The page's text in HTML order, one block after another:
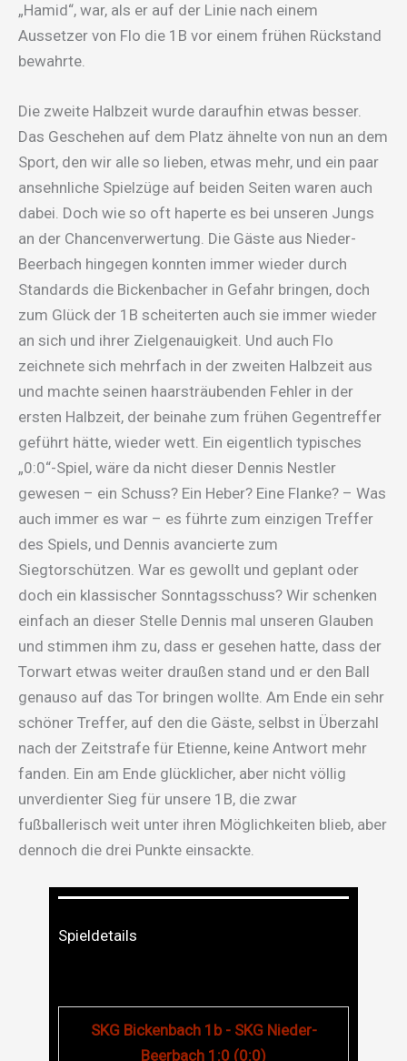
„Hamid“, war, als er auf der Linie nach einem
Aussetzer von Flo die 1B vor einem frühen Rückstand
bewahrte.
Die zweite Halbzeit wurde daraufhin etwas besser.
Das Geschehen auf dem Platz ähnelte von nun an dem
Sport, den wir alle so lieben, etwas mehr, und ein paar
ansehnliche Spielzüge auf beiden Seiten waren auch
dabei. Doch wie so oft haperte es bei unseren Jungs
an der Chancenverwertung. Die Gäste aus Nieder-
Beerbach hingegen konnten immer wieder durch
Standards die Bickenbacher in Gefahr bringen, doch
zum Glück der 1B scheiterten auch sie immer wieder
an sich und ihrer Zielgenauigkeit. Und auch Flo
zeichnete sich mehrfach in der zweiten Halbzeit aus
und machte seinen haarsträubenden Fehler in der
ersten Halbzeit, der beinahe zum frühen Gegentreffer
geführt hätte, wieder wett. Ein eigentlich typisches
„0:0“-Spiel, wäre da nicht dieser Dennis Nestler
gewesen – ein Schuss? Ein Heber? Eine Flanke? – Was
auch immer es war – es führte zum einzigen Treffer
des Spiels, und Dennis avancierte zum
Siegtorschützen. War es gewollt und geplant oder
doch ein klassischer Sonntagsschuss? Wir schenken
einfach an dieser Stelle Dennis mal unseren Glauben
und stimmen ihm zu, dass er gesehen hatte, dass der
Torwart etwas weiter draußen stand und er den Ball
genauso auf das Tor bringen wollte. Am Ende ein sehr
schöner Treffer, auf den die Gäste, selbst in Überzahl
nach der Zeitstrafe für Etienne, keine Antwort mehr
fanden. Ein am Ende glücklicher, aber nicht völlig
unverdienter Sieg für unsere 1B, die zwar
fußballerisch weit unter ihren Möglichkeiten blieb, aber
dennoch die drei Punkte einsackte.
Spieldetails
SKG Bickenbach 1b - SKG Nieder-
Beerbach 1:0 (0:0)